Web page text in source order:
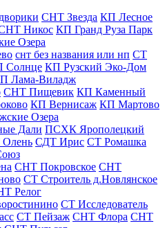
СНТ Звезда КП Лесное
Никос КП Гранд Руза Парк
Озера
снт без названия или нп СТ
Солнце КП Рузский Эко-Дом
Лама-Виладж
СНТ Пищевик КП Каменный
КП Вернисаж КП Мартово
Озера
Дали ПСХК Ярополецкий
СДТ Ирис СТ Ромашка
СНТ Покровское СНТ
СТ Строитель д.Новлянское
Релог
СТ Исследователь
СТ Пейзаж СНТ Флора СНТ